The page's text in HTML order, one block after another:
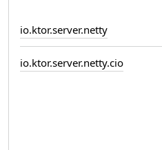
io.ktor.server.netty
io.ktor.server.netty.cio